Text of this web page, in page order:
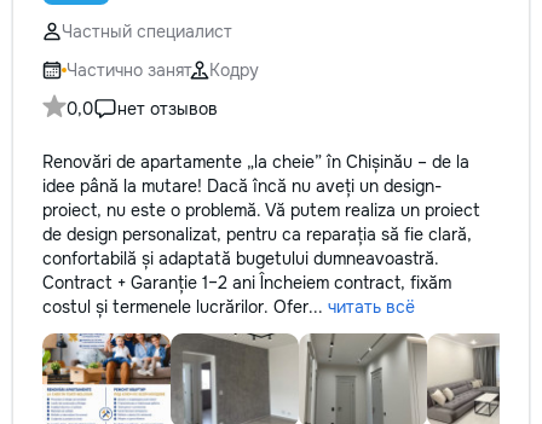
не включается? Не спешите
покупать новую! Спасем ваш
бюджет.
Частный специалист
Частично занят
Кодру
0,0
нет отзывов
Renovări de apartamente „la cheie” în Chișinău – de la
idee până la mutare! Dacă încă nu aveți un design-
proiect, nu este o problemă. Vă putem realiza un proiect
de design personalizat, pentru ca reparația să fie clară,
confortabilă și adaptată bugetului dumneavoastră.
Contract + Garanție 1–2 ani Încheiem contract, fixăm
costul și termenele lucrărilor. Ofer... читать всё